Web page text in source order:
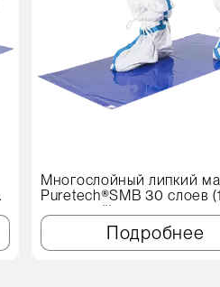
Многослойный липкий
Puretech®SMB 30 слоев
см, синий)
Подробнее